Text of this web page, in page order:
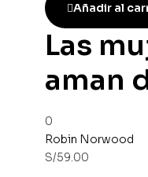
Añadir al
Las
aman
0
Robin Norwood
S/59.00